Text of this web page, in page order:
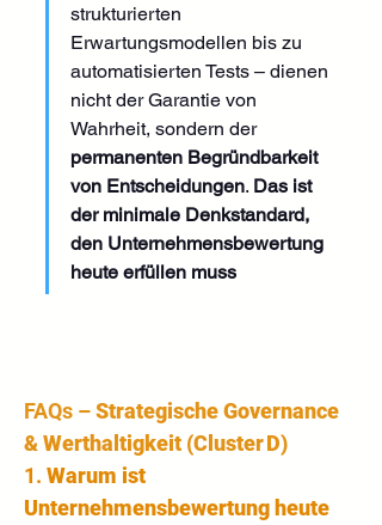
strukturierten
Erwartungsmodellen bis zu
automatisierten Tests – dienen
nicht der Garantie von
Wahrheit, sondern der
permanenten Begründbarkeit
von Entscheidungen. Das ist
der minimale Denkstandard,
den Unternehmensbewertung
heute erfüllen muss
FAQs – Strategische Governance
& Werthaltigkeit (Cluster D)
1. Warum ist
Unternehmensbewertung heute